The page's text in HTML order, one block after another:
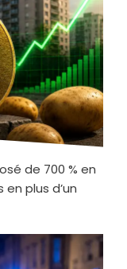
de 700 % en
plus d’un